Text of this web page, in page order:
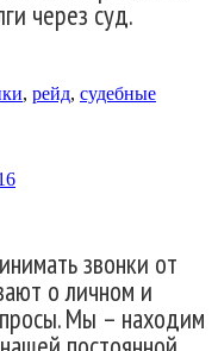
через суд.
, рейд, судебные
звонки от
о личном и
Мы – находим